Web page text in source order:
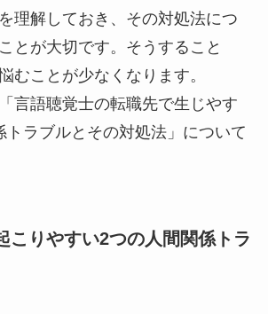
理解しておき、その対処法につ
とが大切です。そうすること
むことが少なくなります。
言語聴覚士の転職先で生じやす
トラブルとその対処法」について
こりやすい2つの人間関係トラ